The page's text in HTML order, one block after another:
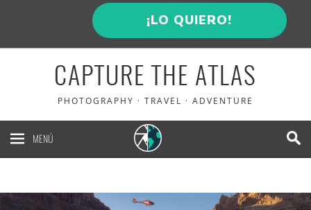
CAPTURE THE ATLAS
PHOTOGRAPHY · TRAVEL · ADVENTURE
MENÚ
¡LO QUIERO!